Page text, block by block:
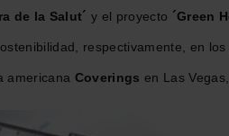
de la Salut´ y el proyecto ´Green
respectivamente, en
americana Coverings en Las Vegas,